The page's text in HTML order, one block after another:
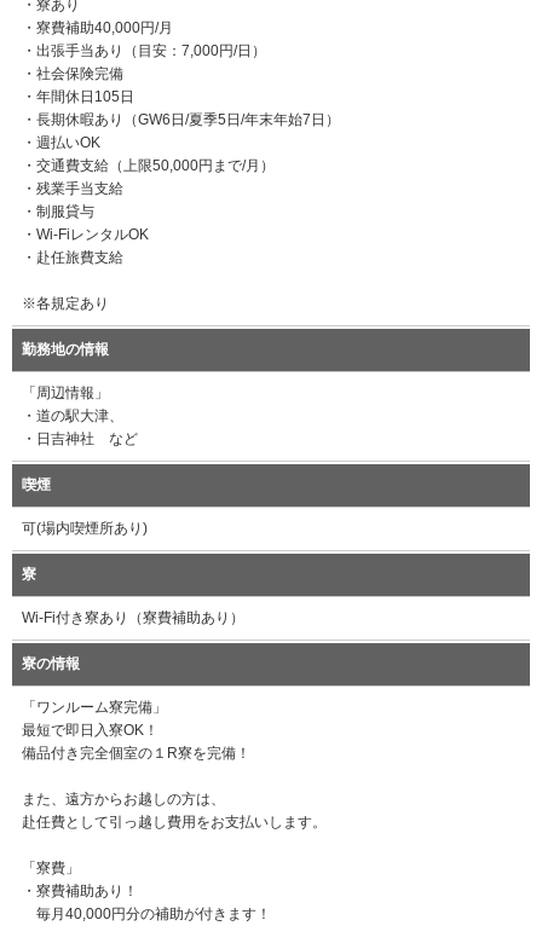
・寮あり
・寮費補助40,000円/月
・出張手当あり（目安：7,000円/日）
・社会保険完備
・年間休日105日
・長期休暇あり（GW6日/夏季5日/年末年始7日）
・週払いOK
・交通費支給（上限50,000円まで/月）
・残業手当支給
・制服貸与
・Wi-FiレンタルOK
・赴任旅費支給
※各規定あり
勤務地の情報
「周辺情報」
・道の駅大津、
・日吉神社 など
喫煙
可(場内喫煙所あり)
寮
Wi-Fi付き寮あり（寮費補助あり）
寮の情報
「ワンルーム寮完備」
最短で即日入寮OK！
備品付き完全個室の１R寮を完備！
また、遠方からお越しの方は、
赴任費として引っ越し費用をお支払いします。
「寮費」
・寮費補助あり！
毎月40,000円分の補助が付きます！